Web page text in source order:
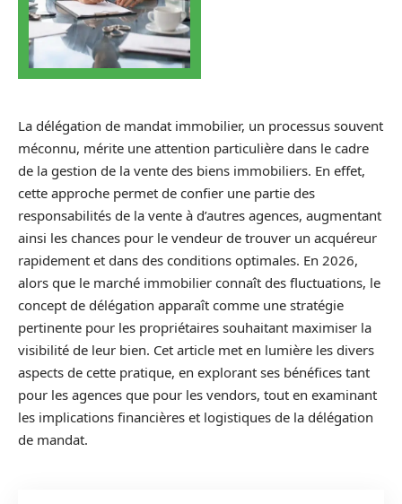
La délégation de mandat immobilier, un processus souvent
méconnu, mérite une attention particulière dans le cadre
de la gestion de la vente des biens immobiliers. En effet,
cette approche permet de confier une partie des
responsabilités de la vente à d’autres agences, augmentant
ainsi les chances pour le vendeur de trouver un acquéreur
rapidement et dans des conditions optimales. En 2026,
alors que le marché immobilier connaît des fluctuations, le
concept de délégation apparaît comme une stratégie
pertinente pour les propriétaires souhaitant maximiser la
visibilité de leur bien. Cet article met en lumière les divers
aspects de cette pratique, en explorant ses bénéfices tant
pour les agences que pour les vendors, tout en examinant
les implications financières et logistiques de la délégation
de mandat.